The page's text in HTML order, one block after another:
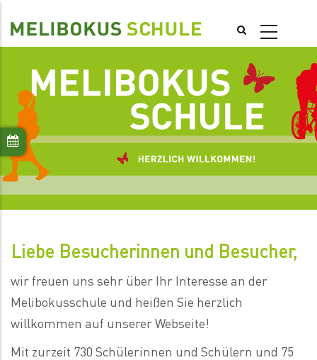
zum
Liebe Besucherinnen und Besucher,
wir freuen uns sehr über Ihr Interesse an der
Melibokusschule und heißen Sie herzlich
willkommen auf unserer Webseite!
Mit zurzeit 730 Schülerinnen und Schülern und 75